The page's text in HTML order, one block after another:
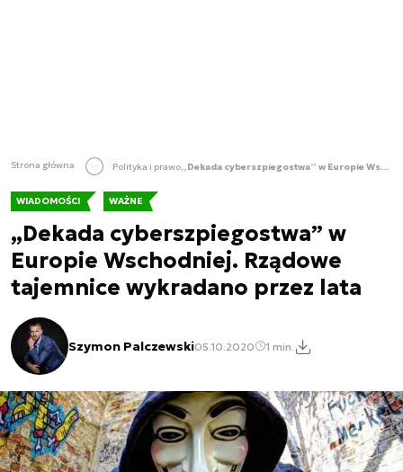
Strona główna Polityka i prawo „Dekada cyberszpiegostwa” w Europie Wschodniej. Rządowe tajemnice wykradano przez lata
WIADOMOŚCI WAŻNE
„Dekada cyberszpiegostwa” w
Europie Wschodniej. Rządowe
tajemnice wykradano przez lata
Szymon Palczewski05.10.2020 1 min.